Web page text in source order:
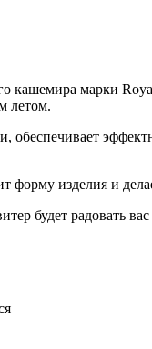
марки
летом.
обеспечивает
форму изделия и
будет радовать